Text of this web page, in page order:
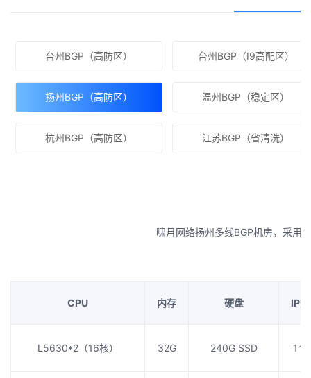
台州BGP（高防区） 台州BGP（I9高配区）
扬州BGP（高防区） 温州BGP（稳定区）
杭州BGP（高防区） 江苏BGP（省清洗）
啸月网络扬州多线BGP机房，采用
CPU 内存 硬盘 IP数
L5630*2（16核） 32G 240G SSD 1个